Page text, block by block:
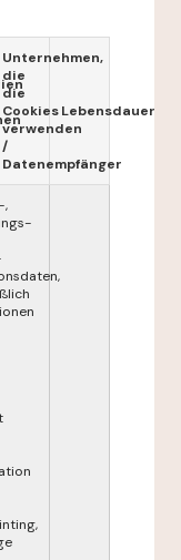
Unternehmen,
die
die
Cookies
verwenden
/
Datenempfänger
Lebensdauer
,